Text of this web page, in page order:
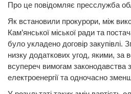
Про це повідомляє пресслужба
Як встановили прокурори, між
Кам’янської міської ради та
було укладено договір закупівлі.
низку додаткових угод, якими, за
всупереч вимогам законодавства
електроенергії та одночасно